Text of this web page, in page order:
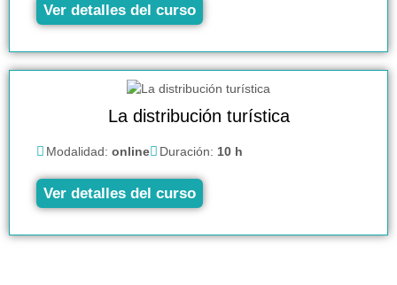
Ver detalles del curso
La distribución turística
Modalidad: online Duración: 10 h
Ver detalles del curso